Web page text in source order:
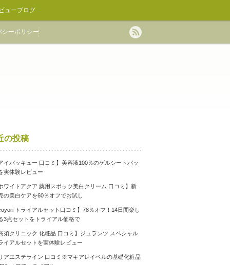
ューブログ
シーポリシー
の投稿
イパッキュー 口コミ】美容液100％のゲルシートパッ
実体験レビュー
ワイトアクア 薬用スポッツ美白クリーム 口コミ】新
の美白ケアを60％オフでお試し
トライアルセット口コミ】78％オフ！14日間楽し
3点セットをトライアル価格で
須クリニック 化粧品 口コミ】ジュランツ スペシャル
イアルセットを実体験レビュー
アエステライン 口コミ※マキアレイベルの基礎化粧品